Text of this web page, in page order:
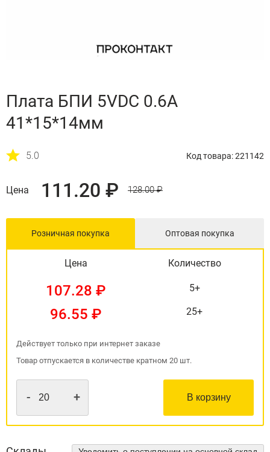
Плата БПИ 5VDC 0.6A
41*15*14мм
5.0 Код товара: 221142
Цена 111.20 ₽ 128.00 ₽
Розничная покупка Оптовая покупка
Цена Количество
107.28 ₽ 5+
96.55 ₽ 25+
- + В корзину
Действует только при интернет заказе
Товар отпускается в количестве кратном 20 шт.